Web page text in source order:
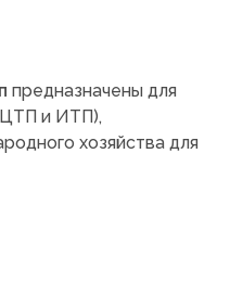
предназначены для
и ИТП),
хозяйства для